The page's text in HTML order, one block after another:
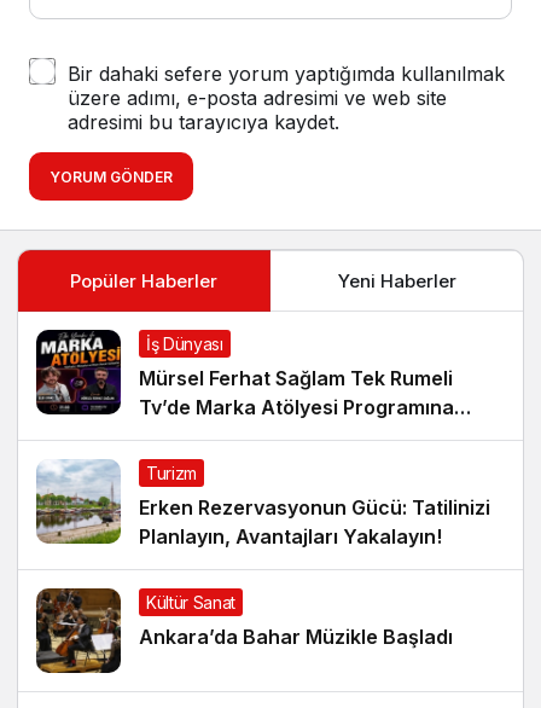
Bir dahaki sefere yorum yaptığımda kullanılmak
üzere adımı, e-posta adresimi ve web site
adresimi bu tarayıcıya kaydet.
YORUM GÖNDER
Popüler Haberler Yeni Haberler
İş Dünyası
Mürsel Ferhat Sağlam Tek Rumeli
Tv’de Marka Atölyesi Programına
Konuk Oldu
Turizm
Erken Rezervasyonun Gücü: Tatilinizi
Planlayın, Avantajları Yakalayın!
Kültür Sanat
Ankara’da Bahar Müzikle Başladı